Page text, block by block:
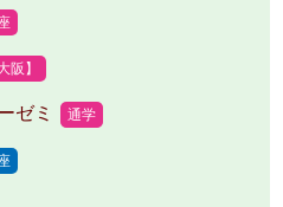
阪】
ゼミ 通学